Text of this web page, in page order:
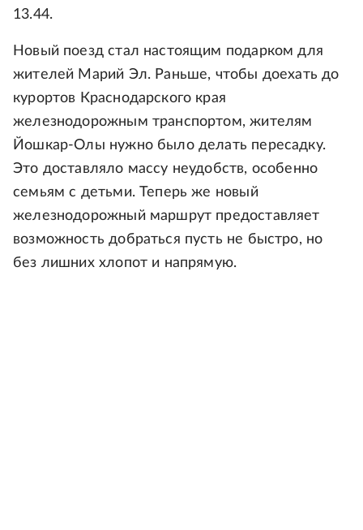
13.44.
Новый поезд стал настоящим подарком для
жителей Марий Эл. Раньше, чтобы доехать до
курортов Краснодарского края
железнодорожным транспортом, жителям
Йошкар-Олы нужно было делать пересадку.
Это доставляло массу неудобств, особенно
семьям с детьми. Теперь же новый
железнодорожный маршрут предоставляет
возможность добраться пусть не быстро, но
без лишних хлопот и напрямую.